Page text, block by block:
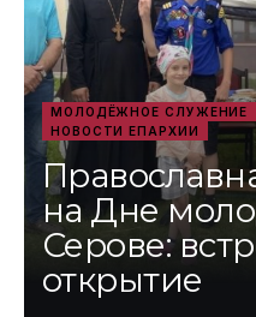
МОЛОДЁЖНОЕ СЛУЖЕНИЕ
НОВОСТИ ЕПАРХИИ
на Дне
Серове:
открытие